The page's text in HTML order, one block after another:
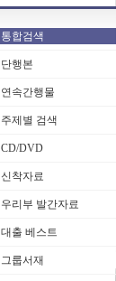
통합검색
단행본
연속간행물
주제별 검색
CD/DVD
신착자료
우리부 발간자료
대출 베스트
그룹서재